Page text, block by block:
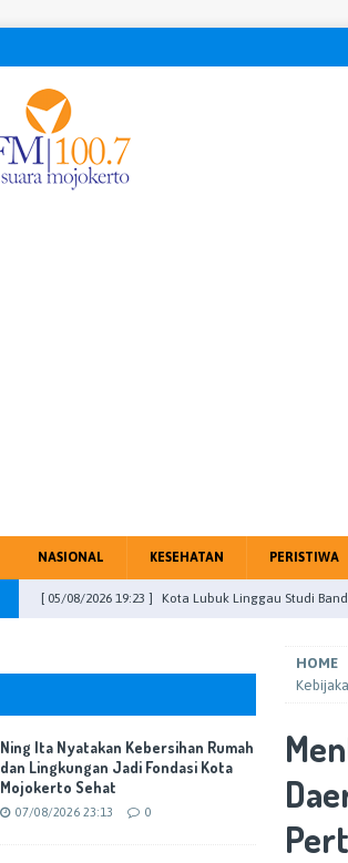
NASIONAL KESEHATAN PERISTIWA
[ 05/08/2026 19:23 ] Kota Lubuk Linggau Studi
[ 04/08/2026 23:13 ] DPRD Kabupaten Mojokerto
[ 31/07/2026 16:46 ] DPR RI, Meitri Citra Gandeng
[ 07/08/2026 23:13 ] Ning Ita Nyatakan
HOME
Ning Ita Nyatakan Kebersihan Rumah
dan Lingkungan Jadi Fondasi Kota
Mojokerto Sehat
07/08/2026 23:13 0